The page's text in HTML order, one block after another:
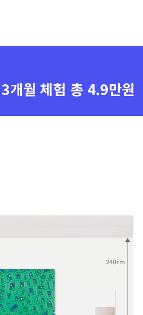
3개월 체험 총 4.9만원